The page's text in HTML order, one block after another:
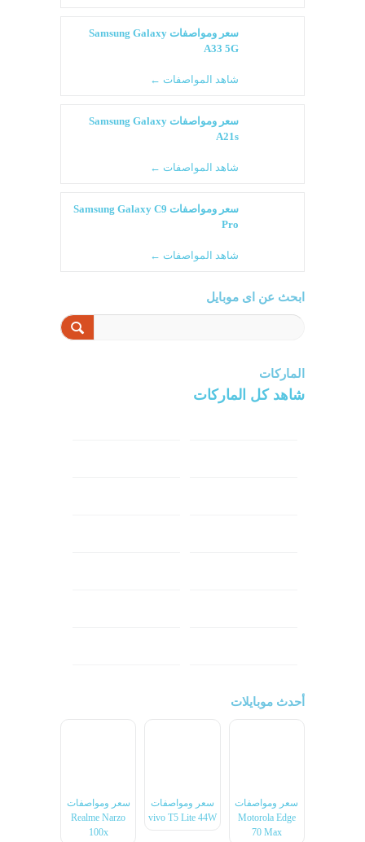
سعر ومواصفات Samsung Galaxy
A33 5G
شاهد المواصفات ←
سعر ومواصفات Samsung Galaxy
A21s
شاهد المواصفات ←
سعر ومواصفات Samsung Galaxy C9
Pro
شاهد المواصفات ←
ابحث عن اى موبايل
الماركات
شاهد كل الماركات
أحدث موبايلات
سعر ومواصفات
Motorola Edge
70 Max
سعر ومواصفات
vivo T5 Lite 44W
سعر ومواصفات
Realme Narzo
100x